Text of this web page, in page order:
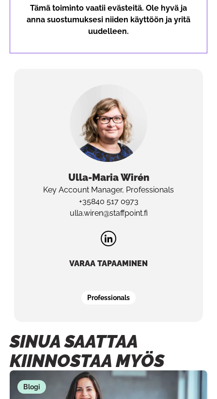
Tämä toiminto vaatii evästeitä. Ole hyvä ja
anna suostumuksesi niiden käyttöön ja yritä
uudelleen.
Ulla-MariaWirén
Key Account Manager, Professionals
+35840 517 0973
ulla.wiren@staffpoint.fi
VARAA TAPAAMINEN
Professionals
SINUA SAATTAA
KIINNOSTAA MYÖS
Blogi